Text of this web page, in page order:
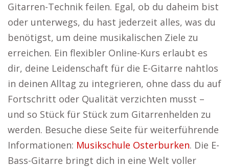
Gitarren-Technik feilen. Egal, ob du daheim bist
oder unterwegs, du hast jederzeit alles, was du
benötigst, um deine musikalischen Ziele zu
erreichen. Ein flexibler Online-Kurs erlaubt es
dir, deine Leidenschaft für die E-Gitarre nahtlos
in deinen Alltag zu integrieren, ohne dass du auf
Fortschritt oder Qualität verzichten musst –
und so Stück für Stück zum Gitarrenhelden zu
werden. Besuche diese Seite für weiterführende
Informationen: Musikschule Osterburken. Die E-
Bass-Gitarre bringt dich in eine Welt voller